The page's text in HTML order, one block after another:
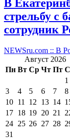
В
стрельбу с
сотрудник
NEWSru.com :: В
Август 2026
Пн Вт Ср Чт Пт
1
3
4 5 6 7 8
10 11 12 13 14
17 18 19 20 21
24 25 26 27 28
31